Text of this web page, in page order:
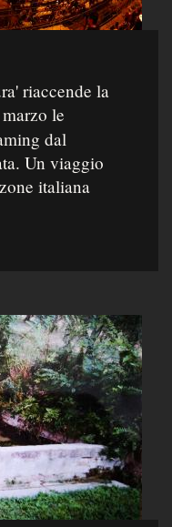
riaccende la
le
dal
Un viaggio
italiana